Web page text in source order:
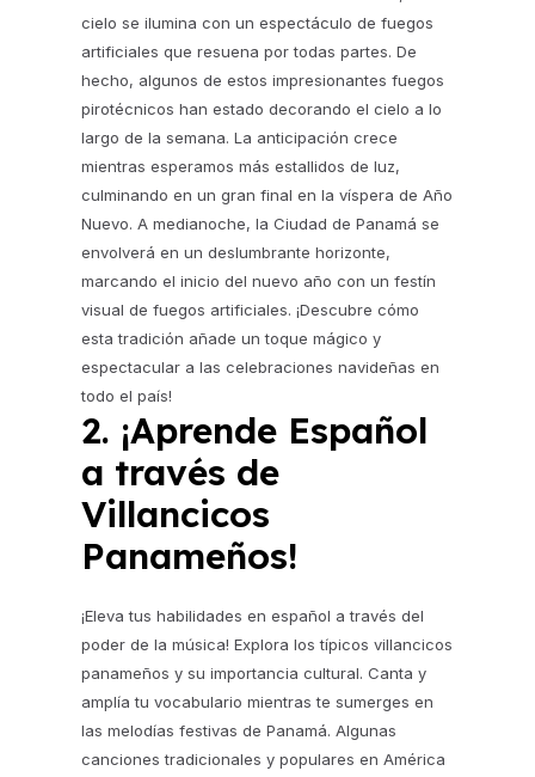
cielo se ilumina con un espectáculo de fuegos
artificiales que resuena por todas partes. De
hecho, algunos de estos impresionantes fuegos
pirotécnicos han estado decorando el cielo a lo
largo de la semana. La anticipación crece
mientras esperamos más estallidos de luz,
culminando en un gran final en la víspera de Año
Nuevo. A medianoche, la Ciudad de Panamá se
envolverá en un deslumbrante horizonte,
marcando el inicio del nuevo año con un festín
visual de fuegos artificiales. ¡Descubre cómo
esta tradición añade un toque mágico y
espectacular a las celebraciones navideñas en
todo el país!
2. ¡Aprende Español
a través de
Villancicos
Panameños!
¡Eleva tus habilidades en español a través del
poder de la música! Explora los típicos villancicos
panameños y su importancia cultural. Canta y
amplía tu vocabulario mientras te sumerges en
las melodías festivas de Panamá. Algunas
canciones tradicionales y populares en América